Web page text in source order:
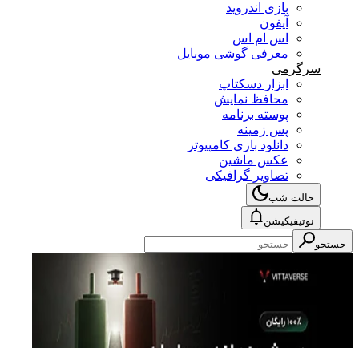
بازی اندروید
آیفون
اس ام اس
معرفی گوشی موبایل
سرگرمی
ابزار دسکتاپ
محافظ نمایش
پوسته برنامه
پس زمینه
دانلود بازی کامپیوتر
عکس ماشین
تصاویر گرافیکی
حالت شب
نوتیفیکیشن
جستجو